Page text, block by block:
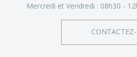
Mercredi et Vendredi : 08h30 -